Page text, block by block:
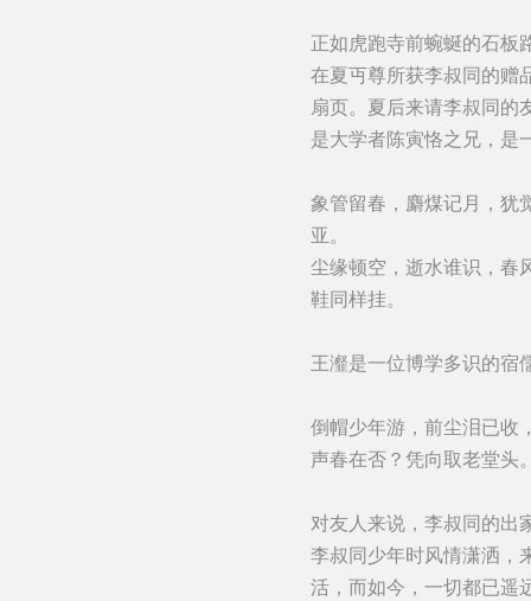
正如虎跑寺前蜿蜒的石板
在夏丏尊所获李叔同的赠
扇页。夏后来请李叔同的
是大学者陈寅恪之兄，是
象管留春，麝煤记月，犹
亚。
尘缘顿空，逝水谁识，春
鞋同样挂。
王瀣是一位博学多识的宿
倒帽少年游，前尘泪已收
声春在否？凭向取老堂头
对友人来说，李叔同的出
李叔同少年时风情潇洒，
活，而如今，一切都已遥